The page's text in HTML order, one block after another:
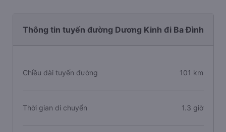
Thông tin tuyến đường Dương Kinh đi Ba Đình
Chiều dài tuyến đường 101 km
Thời gian di chuyển 1.3 giờ